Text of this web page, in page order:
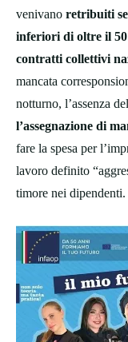
venivano retribuiti
inferiori di oltre il
contratti collettivi
mancata
notturno, l’assenza
l’assegnazione di
fare la spesa per
lavoro definito
timore nei dipendenti.